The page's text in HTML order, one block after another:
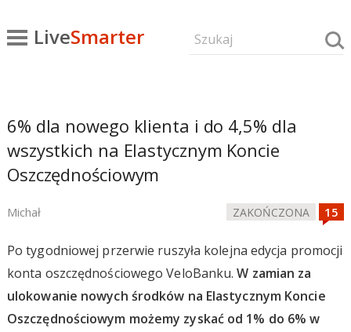
LiveSmarter
6% dla nowego klienta i do 4,5% dla
wszystkich na Elastycznym Koncie
Oszczędnościowym
Michał ZAKOŃCZONA
Po tygodniowej przerwie ruszyła kolejna edycja promocji
konta oszczędnościowego VeloBanku.W zamian za
ulokowanie nowych środków na Elastycznym Koncie
Oszczędnościowym możemy zyskać od 1% do 6% w